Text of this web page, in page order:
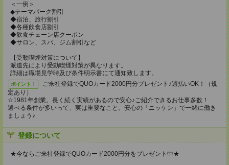
＜一例＞
◆テーマパーク割引
◆宿泊、旅行割引
◆各種飲食店割引
◆飲食チェーン店クーポン
◆サロン、スパ、ジム割引など
【受動喫煙対策について】
派遣先により受動喫煙対策が異なります。
詳細は職場見学時及び条件明示書にて通知致します。
ポイント！
ご来社登録でQUOカード2000円分プレゼント♪週払いOK！（規
定あり）
☆1981年創業。長く続く実績があるので安心♪ご紹介できるお仕事多数！
選べる条件が多いって、実は重要なこと。安心の「ニッケン」で一緒に働き
ましょう♪
登録について
★今ならご来社登録でQUOカード2000円分をプレゼント中★